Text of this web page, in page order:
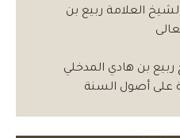
العلامة ربيع بن
ربيع بن هادي المدخلي
على أصول السنة